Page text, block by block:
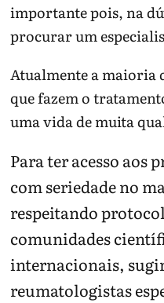
importante pois, na
procurar um
Atualmente a maioria
que fazem o
uma vida de muita
Para ter acesso aos
com seriedade no
respeitando
comunidades
internacionais,
reumatologistas